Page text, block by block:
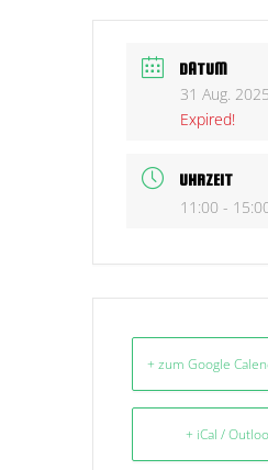
DATUM
31 Aug. 2025
Expired!
UHRZEIT
11:00 -
+ zum Google
+ iCal /